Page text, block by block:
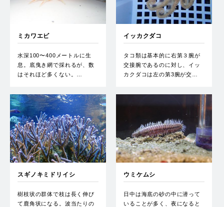
ミカワエビ
水深100〜400メートルに生
息。底曳き網で採れるが、数
はそれほど多くない。…
イッカクダコ
タコ類は基本的に右第３腕が
交接腕であるのに対し、イッ
カクダコは左の第3腕が交…
スギノキミドリイシ
樹枝状の群体で枝は長く伸び
て鹿角状になる。波当たりの
ウミケムシ
日中は海底の砂の中に潜って
いることが多く、夜になると